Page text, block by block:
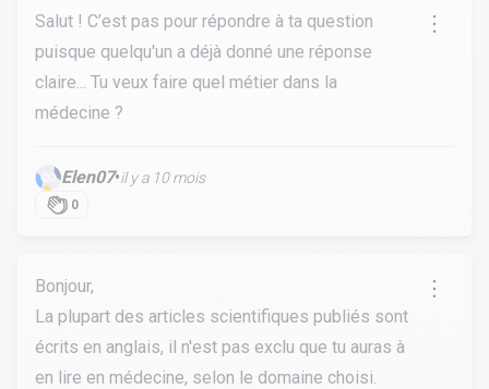
Salut ! C’est pas pour répondre à ta question
puisque quelqu'un a déjà donné une réponse
claire... Tu veux faire quel métier dans la
médecine ?
Elen07•il y a 10 mois
0
Bonjour,
La plupart des articles scientifiques publiés sont
écrits en anglais, il n'est pas exclu que tu auras à
en lire en médecine, selon le domaine choisi.